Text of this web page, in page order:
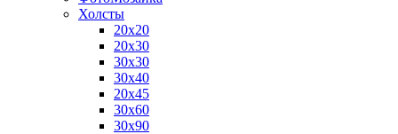
Холсты
20х20
20х30
30х30
30х40
20х45
30х60
30х90